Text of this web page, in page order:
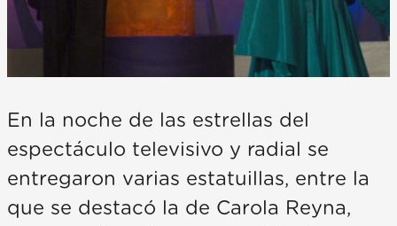
En la noche de las estrellas del
espectáculo televisivo y radial se
entregaron varias estatuillas, entre la
que se destacó la de Carola Reyna,